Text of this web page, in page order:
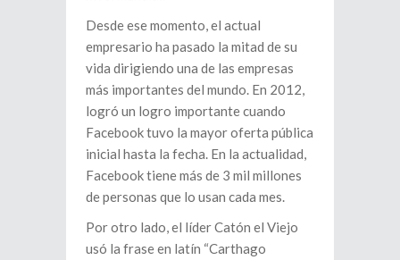
Desde ese momento, el actual
empresario ha pasado la mitad de su
vida dirigiendo una de las empresas
más importantes del mundo. En 2012,
logró un logro importante cuando
Facebook tuvo la mayor oferta pública
inicial hasta la fecha. En la actualidad,
Facebook tiene más de 3 mil millones
de personas que lo usan cada mes.
Por otro lado, el líder Catón el Viejo
usó la frase en latín “Carthago